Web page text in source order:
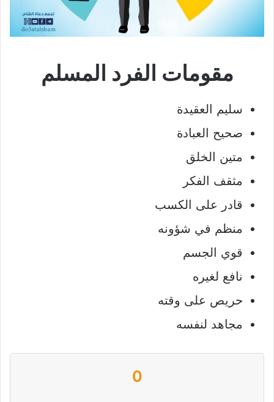
مقومات الفرد المسلم
سليم العقيدة
صحيح العبادة
متين الخلق
مثقف الفكر
قادر على الكسب
منظم في شؤونه
قوي الجسم
نافع لغيره
حريص على وقته
مجاهد لنفسه
0